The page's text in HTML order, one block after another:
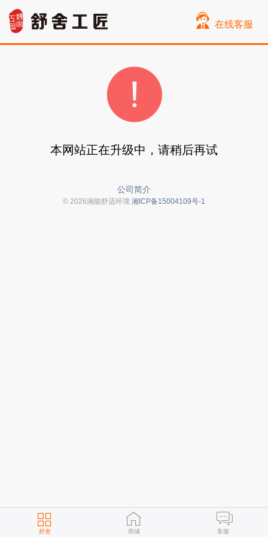
舒舍 商城 客服
在线客服
本网站正在升级中，请稍后再试
公司简介
© 2026湘能舒适环境 湘ICP备15004109号-1